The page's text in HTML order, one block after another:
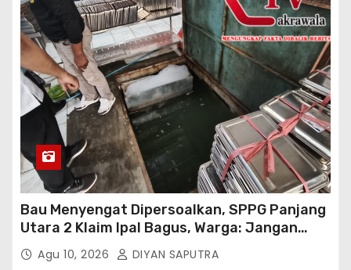
Bau Menyengat Dipersoalkan, SPPG Panjang
Utara 2 Klaim Ipal Bagus, Warga: Jangan
Buang Limbah Ke Drainase Kami
Agu 10, 2026 DIYAN SAPUTRA